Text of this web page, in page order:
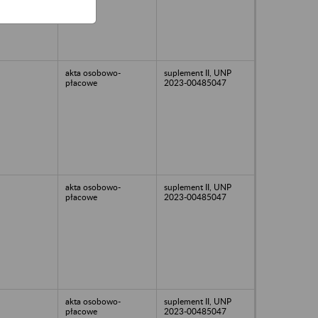
akta osobowo-
płacowe
suplement II, UNP
2023-00485047
akta osobowo-
płacowe
suplement II, UNP
2023-00485047
akta osobowo-
płacowe
suplement II, UNP
2023-00485047